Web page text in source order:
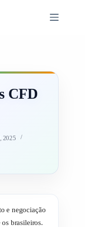
CFD
2025
e negociação
brasileiros.